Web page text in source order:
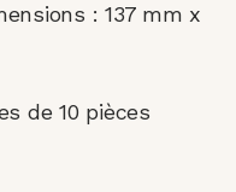
: 137 mm x
de 10 pièces